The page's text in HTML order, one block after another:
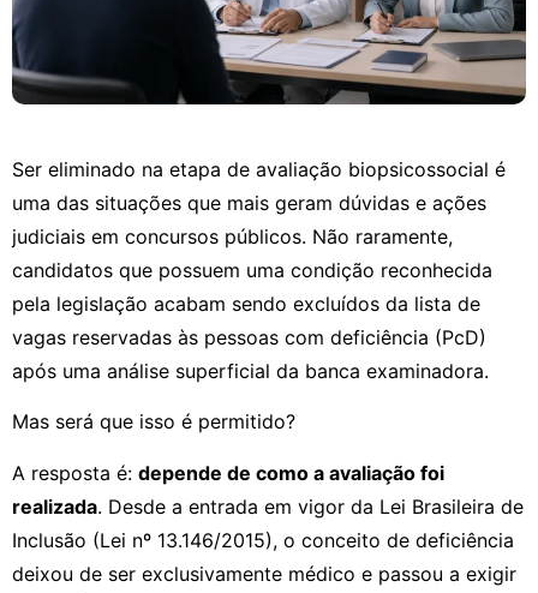
Ser eliminado na etapa de avaliação biopsicossocial é
uma das situações que mais geram dúvidas e ações
judiciais em concursos públicos. Não raramente,
candidatos que possuem uma condição reconhecida
pela legislação acabam sendo excluídos da lista de
vagas reservadas às pessoas com deficiência (PcD)
após uma análise superficial da banca examinadora.
Mas será que isso é permitido?
A resposta é: depende de como a avaliação foi
realizada. Desde a entrada em vigor da Lei Brasileira de
Inclusão (Lei nº 13.146/2015), o conceito de deficiência
deixou de ser exclusivamente médico e passou a exigir